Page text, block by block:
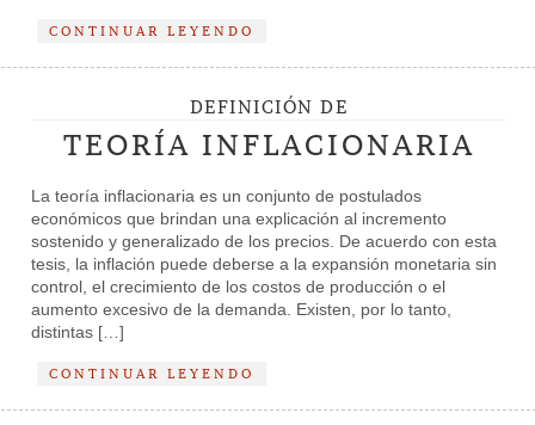
CONTINUAR LEYENDO
DEFINICIÓN DE
TEORÍA INFLACIONARIA
La teoría inflacionaria es un conjunto de postulados
económicos que brindan una explicación al incremento
sostenido y generalizado de los precios. De acuerdo con esta
tesis, la inflación puede deberse a la expansión monetaria sin
control, el crecimiento de los costos de producción o el
aumento excesivo de la demanda. Existen, por lo tanto,
distintas […]
CONTINUAR LEYENDO